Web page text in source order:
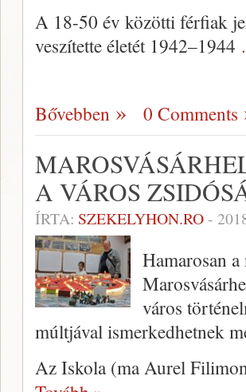
A 18-50 év közötti férfiak
veszítette életét 1942–1944
Bővebben 0 Comments
A VÁROS
ÍRTA: SZEKELYHON.RO-
Hamarosan
város
múltjával ismerkedhetnek
Az Iskola (ma Aurel